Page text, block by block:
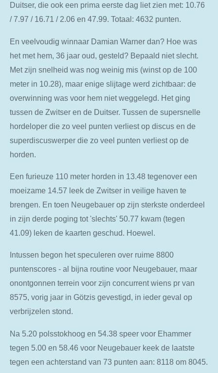
Duitser, die ook een prima eerste dag liet zien met: 10.76
/ 7.97 / 16.71 / 2.06 en 47.99. Totaal: 4632 punten.
En veelvoudig winnaar Damian Warner dan? Hoe was
het met hem, 36 jaar oud, gesteld? Bepaald niet slecht.
Met zijn snelheid was nog weinig mis (winst op de 100
meter in 10.28), maar enige slijtage werd zichtbaar: de
overwinning was voor hem niet weggelegd. Het ging
tussen de Zwitser en de Duitser. Tussen de supersnelle
hordeloper die zo veel punten verliest op discus en de
superdiscuswerper die zo veel punten verliest op de
horden.
Een furieuze 110 meter horden in 13.48 tegenover een
moeizame 14.57 leek de Zwitser in veilige haven te
brengen. En toen Neugebauer op zijn sterkste onderdeel
in zijn derde poging tot 'slechts' 50.77 kwam (tegen
41.09) leken de kaarten geschud. Hoewel.
Intussen begon het speculeren over ruime 8800
puntenscores - al bijna routine voor Neugebauer, maar
onontgonnen terrein voor zijn concurrent wiens pr van
8575, vorig jaar in Götzis gevestigd, in ieder geval op
verbrijzelen stond.
Na 5.20 polsstokhoog en 54.38 speer voor Ehammer
tegen 5.00 en 58.46 voor Neugebauer keek de laatste
tegen een achterstand van 73 punten aan: 8118 om 8045.